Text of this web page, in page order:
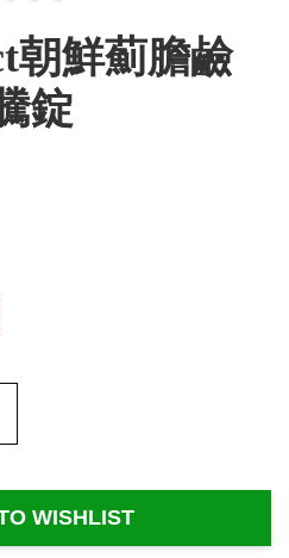
朝鮮薊膽鹼
錠
WISHLIST